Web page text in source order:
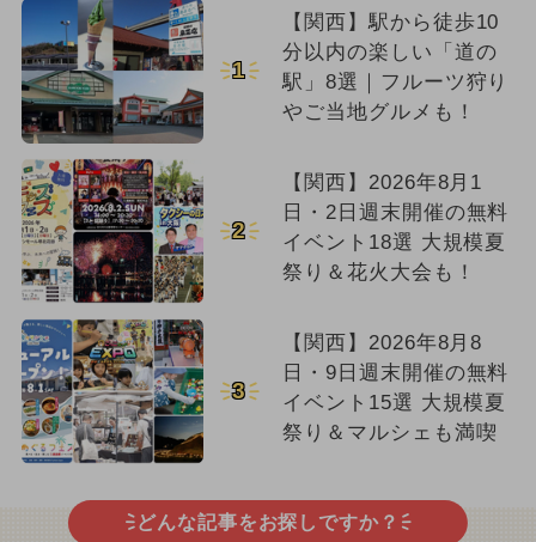
1
【関西】駅から徒歩10
分以内の楽しい「道の
駅」8選｜フルーツ狩り
やご当地グルメも！
2
【関西】2026年8月1
日・2日週末開催の無料
イベント18選 大規模夏
祭り＆花火大会も！
3
【関西】2026年8月8
日・9日週末開催の無料
イベント15選 大規模夏
祭り＆マルシェも満喫
どんな記事をお探しですか？